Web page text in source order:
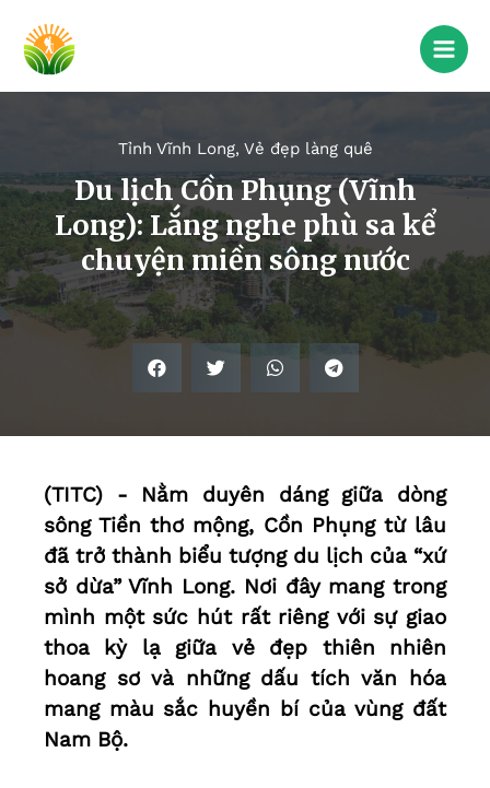
Tỉnh Vĩnh Long, Vẻ đẹp làng quê
Du lịch Cồn Phụng (Vĩnh
Long): Lắng nghe phù sa kể
chuyện miền sông nước
(TITC) - Nằm duyên dáng giữa dòng
sông Tiền thơ mộng, Cồn Phụng từ lâu
đã trở thành biểu tượng du lịch của “xứ
sở dừa” Vĩnh Long. Nơi đây mang trong
mình một sức hút rất riêng với sự giao
thoa kỳ lạ giữa vẻ đẹp thiên nhiên
hoang sơ và những dấu tích văn hóa
mang màu sắc huyền bí của vùng đất
Nam Bộ.